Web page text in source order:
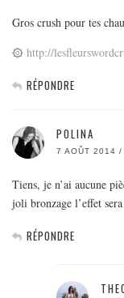
Gros crush pour tes
۞ http://
RÉPONDRE
POLINA
7 AOÛT 2014
Tiens, je n’ai aucune
joli bronzage l’effet
RÉPONDRE